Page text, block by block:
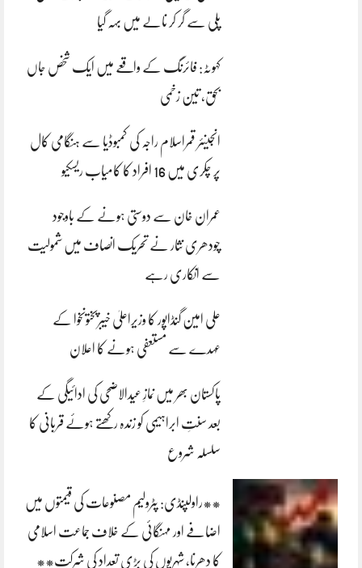
پلی سے گر کر نالے میں بہہ گیا
کہوٹہ: فائرنگ کے واقعے میں ایک شخص جاں
بحق، تین زخمی
انجینئر قمراسلام راجہ کی کمبوڈیا سے ہنگامی کال
پر چکری میں 16 افراد کا کامیاب ریسکیو
عمران خان سے دوستی ہونے کے باوجود
چودھری نثار نے تحریک انصاف میں شمولیت
سے انکاری رہے
علی امین گنڈاپور کا وزیراعلیٰ خیبرپختونخوا کے
عہدے سے مستعفی ہونے کا اعلان
پاکستان بھر میں نمازِ عیدالاضحی کی ادائیگی کے
بعد سنتِ ابراہیمی کو زندہ رکھتے ہوئے قربانی کا
سلسلہ شروع
**راولپنڈی: پٹرولیم مصنوعات کی قیمتوں میں
اضافے اور مہنگائی کے خلاف جماعت اسلامی
کا دھرنا، شہریوں کی بڑی تعداد کی شرکت**